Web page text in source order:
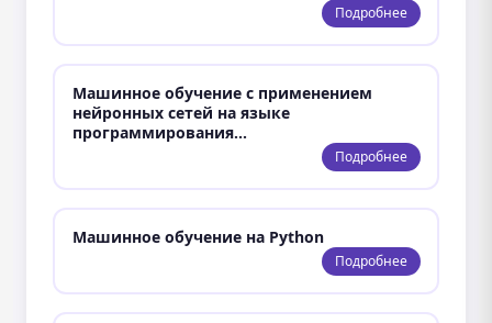
Подробнее
Машинное обучение с применением
нейронных сетей на языке
программирования…
Подробнее
Машинное обучение на Python
Подробнее